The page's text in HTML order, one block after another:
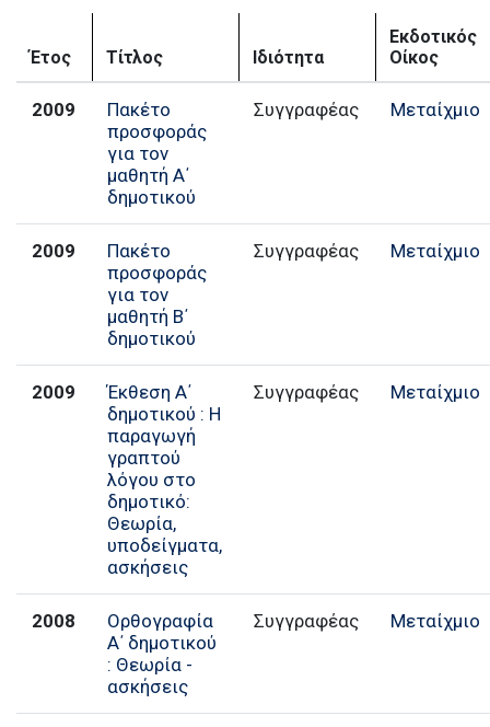
Έτος Τίτλος Ιδιότητα
Εκδοτικός
Οίκος
2009
Πακέτο
προσφοράς
για τον
μαθητή Α΄
δημοτικού
Συγγραφέας Μεταίχμιο
2009
Πακέτο
προσφοράς
για τον
μαθητή Β΄
δημοτικού
Συγγραφέας Μεταίχμιο
2009
Έκθεση Α΄
δημοτικού : Η
παραγωγή
γραπτού
λόγου στο
δημοτικό:
Θεωρία,
υποδείγματα,
ασκήσεις
Συγγραφέας Μεταίχμιο
2008
Ορθογραφία
Α΄ δημοτικού
: Θεωρία -
ασκήσεις
Συγγραφέας Μεταίχμιο